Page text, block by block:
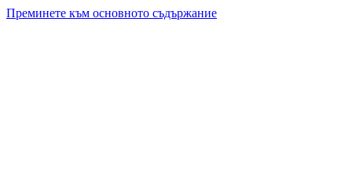
Преминете към основното съдържание